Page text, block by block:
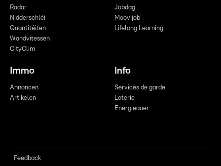
Radar
Nidderschléi
Quantitéiten
Wandvitessen
CityClim
Jobdag
Moovijob
Lifelong Learning
Immo
Annoncen
Artikelen
Info
Services de garde
Loterie
Energieauer
Feedback